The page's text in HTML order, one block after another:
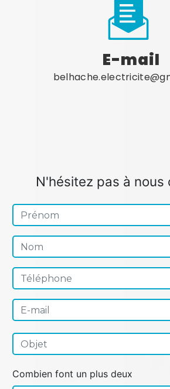
E-mail
N'hésitez pas à
Combien font un plus deux